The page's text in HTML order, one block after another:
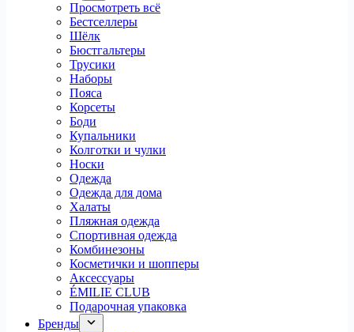
Просмотреть всё
Бестселлеры
Шёлк
Бюстгальтеры
Трусики
Наборы
Пояса
Корсеты
Боди
Купальники
Колготки и чулки
Носки
Одежда
Одежда для дома
Халаты
Пляжная одежда
Спортивная одежда
Комбинезоны
Косметички и шопперы
Аксессуары
ÉMILIE CLUB
Подарочная упаковка
Бренды